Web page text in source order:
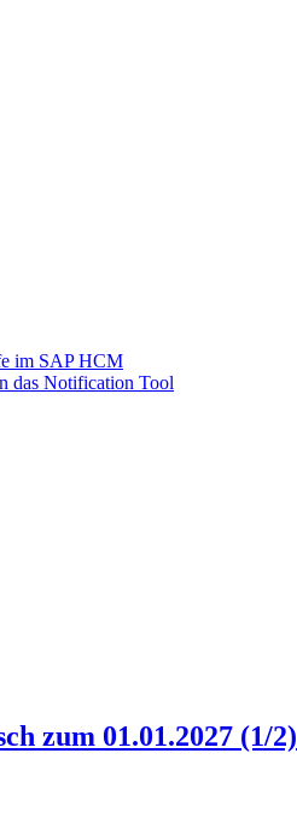
im SAP HCM
das Notification Tool
zum 01.01.2027 (1/2)